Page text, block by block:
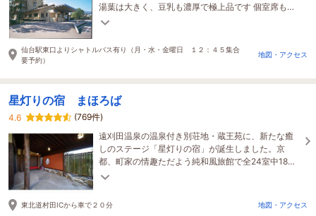
湯葉は大きく、豆乳も濃厚で極上品です 個室席もあ
り、小川の音色や小鳥のさえずりもお楽しみ頂けま
仙台駅東口よりシャトルバス有り（月・水・金曜日 １２：４５集合
要予約）
地図・アクセス
星灯りの宿 まほろば
4.6
(769件)
遠刈田温泉の温泉付き別荘地・蔵王苑に、新たな癒
しのステージ「星灯りの宿」が誕生しました。京
都、町家の情趣ただよう純和風旅館で全24室中18室
に露天風呂付き！
東北道村田ICから車で２０分 地図・アクセス